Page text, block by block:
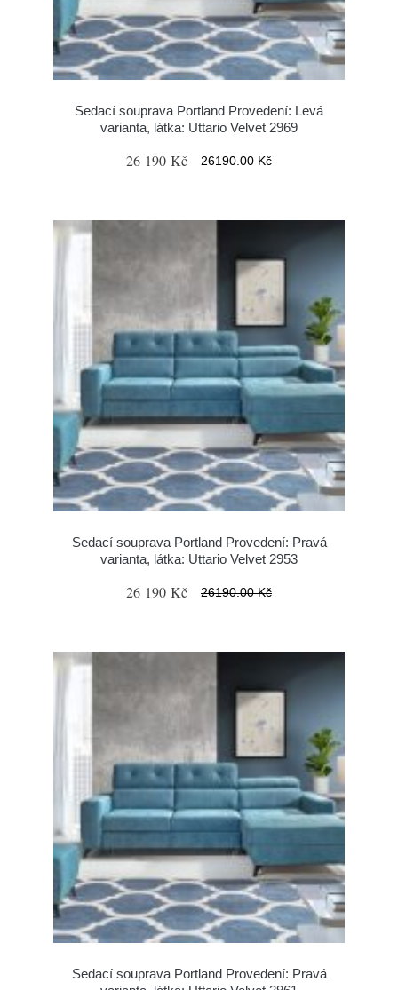
Sedací souprava Portland Provedení: Levá
varianta, látka: Uttario Velvet 2969
26 190 Kč 26190.00 Kč
Sedací souprava Portland Provedení: Pravá
varianta, látka: Uttario Velvet 2953
26 190 Kč 26190.00 Kč
Sedací souprava Portland Provedení: Pravá